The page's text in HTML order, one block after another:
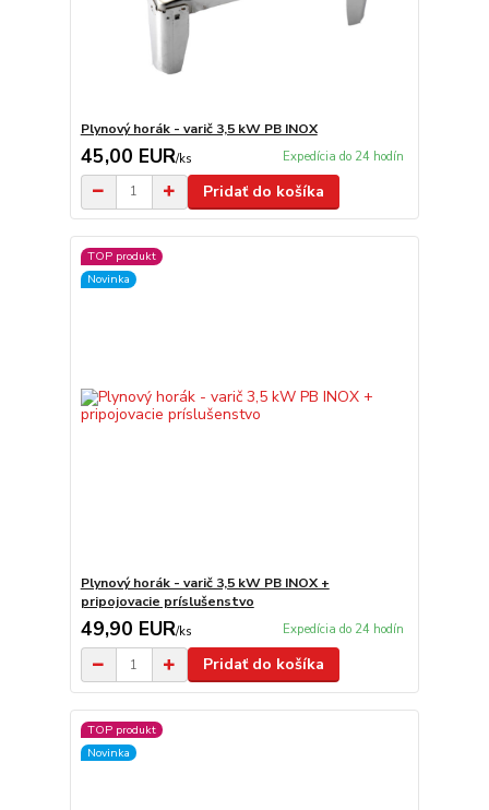
Plynový horák - varič 3,5 kW PB INOX
45,00 EUR/ks Expedícia do 24 hodín
Pridať do košíka
TOP produkt
Novinka
Plynový horák - varič 3,5 kW PB INOX +
pripojovacie príslušenstvo
49,90 EUR/ks Expedícia do 24 hodín
Pridať do košíka
TOP produkt
Novinka